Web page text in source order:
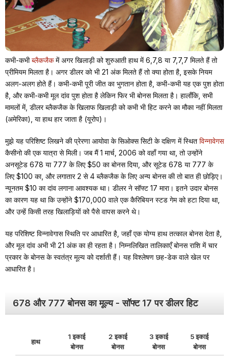
कभी-कभीब्लैकजैकमें अगर खिलाड़ी को शुरुआती हाथ में 6,7,8 या 7,7,7 मिलते हैं तो
प्रीमियम मिलता है। अगर डीलर को भी 21 अंक मिलते हैं तो क्या होता है, इसके नियम
अलग-अलग होते हैं। कभी-कभी पूरी जीत का भुगतान होता है, कभी-कभी यह एक पुश होता
है, और कभी-कभी मूल दांव पुश होता है लेकिन फिर भी बोनस मिलता है। हालाँकि, सभी
मामलों में, डीलर ब्लैकजैक के खिलाफ खिलाड़ी को कभी भी हिट करने का मौका नहीं मिलता
(अमेरिका), या हाथ हार जाता है (यूरोप)।
मुझे यह परिशिष्ट लिखने की प्रेरणा आयोवा के सिओक्स सिटी के दक्षिण में स्थित विन्नावेगस
कैसीनो की एक यात्रा से मिली। जब मैं 1 मार्च, 2006 को वहाँ गया था, तो उन्होंने
अनसूटेड 678 या 777 के लिए $50 का बोनस दिया, और सूटेड 678 या 777 के
लिए $100 का, और लगातार 2 से 4 ब्लैकजैक के लिए अन्य बोनस की तो बात ही छोड़िए।
न्यूनतम $10 का दांव लगाना आवश्यक था। डीलर ने सॉफ्ट 17 मारा। इतने उदार बोनस
का कारण यह था कि उन्होंने $170,000 वाले एक कैरिबियन स्टड गेम को हटा दिया था,
और उन्हें किसी तरह खिलाड़ियों को पैसे वापस करने थे।
यह परिशिष्ट विन्नावेगास स्थिति पर आधारित है, जहाँ एक योग्य हाथ तत्काल बोनस देता है,
और मूल दांव अभी भी 21 अंक का ही रहता है। निम्नलिखित तालिकाएँ बोनस राशि में चार
प्रकार के बोनस के स्वतंत्र मूल्य को दर्शाती हैं। यह विश्लेषण छह-डेक वाले खेल पर
आधारित है।
678 और 777 बोनस का मूल्य - सॉफ्ट 17 पर डीलर हिट
हाथ
1 इकाई
बोनस
2 इकाई
बोनस
3 इकाई
बोनस
5 इकाई
बोनस